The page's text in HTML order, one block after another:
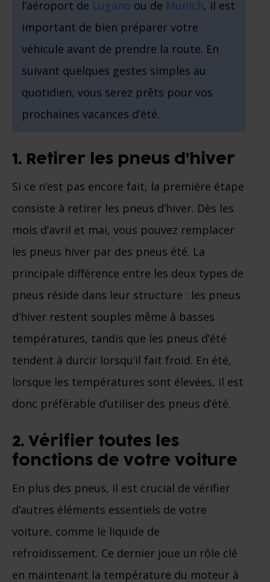
l’aéroport de Lugano ou de Munich, il est
important de bien préparer votre
véhicule avant de prendre la route. En
suivant quelques gestes simples au
quotidien, vous serez prêts pour vos
prochaines vacances d’été.
1. Retirer les pneus d’hiver
Si ce n’est pas encore fait, la première étape
consiste à retirer les pneus d’hiver. Dès les
mois d’avril et mai, vous pouvez remplacer
les pneus hiver par des pneus été. La
principale différence entre les deux types de
pneus réside dans leur structure : les pneus
d’hiver restent souples même à basses
températures, tandis que les pneus d’été
tendent à durcir lorsqu’il fait froid. En été,
lorsque les températures sont élevées, il est
donc préférable d’utiliser des pneus d’été.
2. Vérifier toutes les
fonctions de votre voiture
En plus des pneus, il est crucial de vérifier
d’autres éléments essentiels de votre
voiture, comme le liquide de
refroidissement. Ce dernier joue un rôle clé
en maintenant la température du moteur à